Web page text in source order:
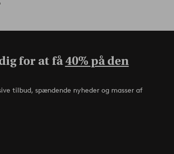
for at få40% på den
tilbud, spændende nyheder og masser af